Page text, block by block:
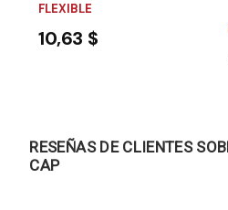
FLEXIBLE
10,63 $
RESEÑAS DE CLIENTES
CAP